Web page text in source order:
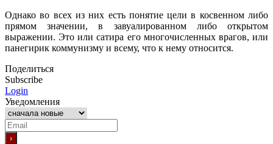
Однако во всех из них есть понятие цели в косвенном либо
прямом значении, в завуалированном либо открытом
выражении. Это или сатира его многочисленных врагов, или
панегирик коммунизму и всему, что к нему относится.
Поделиться
Subscribe
Login
Уведомления